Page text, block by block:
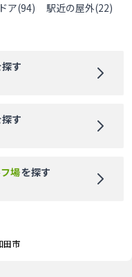
ア(94) 駅近の屋外(22)
す
す
場を探す
田市